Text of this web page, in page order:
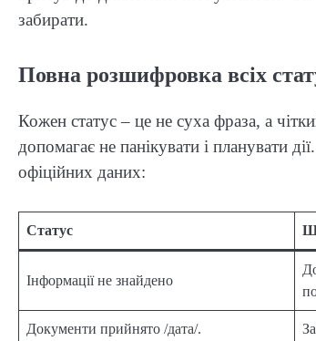
забирати.
Повна розшифровка всіх
Кожен статус – це не суха фраза, а
допомагає не панікувати і планувати
офіційних даних:
Статус
Інформації не знайдено
Документи прийнято /дата/.